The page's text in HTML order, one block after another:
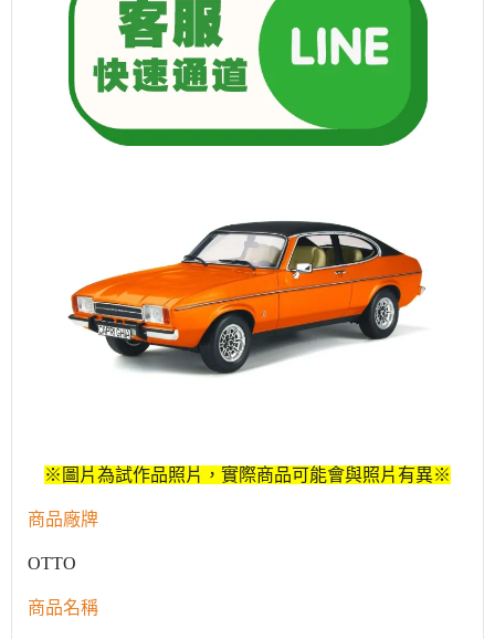
※圖片為試作品照片，實際商品可能會與照片有異※
商品廠牌
OTTO
商品名稱